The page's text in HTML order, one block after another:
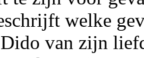
welke
van zijn